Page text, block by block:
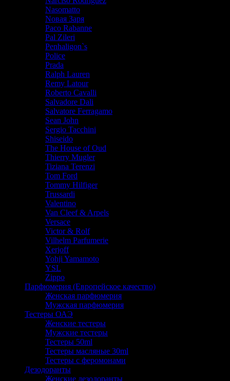
Nasomatto
Nовая Заря
Paco Rabanne
Pal Zileri
Penhaligon`s
Police
Prada
Ralph Lauren
Remy Latour
Roberto Cavalli
Salvadore Dali
Salvatore Ferragamo
Sean John
Sergio Tacchini
Shiseido
The House of Oud
Thierry Mugler
Tiziana Terenzi
Tom Ford
Tommy Hilfiger
Trussardi
Valentino
Van Cleef & Arpels
Versace
Victor & Rolf
Vilhelm Parfumerie
Xerjoff
Yohji Yamamoto
YSL
Zippo
Парфюмерия (Европейское качество)
Женская парфюмерия
Мужская парфюмерия
Тестеры ОАЭ
Женские тестеры
Мужские тестеры
Тестеры 50ml
Тестеры масляные 30ml
Тестеры с феромонами
Дезодоранты
Женские дезодоранты